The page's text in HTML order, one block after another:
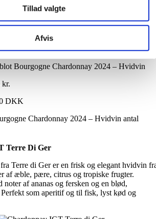
Tillad valgte
Afvis
på 100 % Chardonnay. Vinen
fra Côte de Beaune med moden frugt
eksotiske frugtnoter og et diskret strejf af fad.
skaldyr, lyst kød og cremede oste.
kr.
DKK
Chardonnay 2024 – Hvidvin antal
Terre Di Ger
Terre di Ger er en frisk og elegant hvidvin
af æble, pære, citrus og tropiske frugter.
noter af ananas og fersken og en blød,
Perfekt som aperitif og til fisk, lyst kød og